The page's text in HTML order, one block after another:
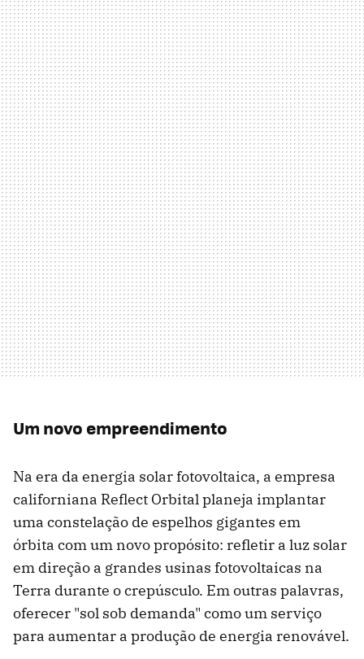
Um novo empreendimento
Na era da energia solar fotovoltaica, a empresa
californiana Reflect Orbital planeja implantar
uma constelação de espelhos gigantes em
órbita com um novo propósito: refletir a luz solar
em direção a grandes usinas fotovoltaicas na
Terra durante o crepúsculo. Em outras palavras,
oferecer "sol sob demanda" como um serviço
para aumentar a produção de energia renovável.